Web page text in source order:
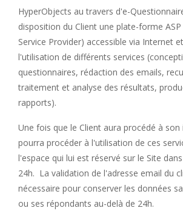
HyperObjects au travers d'e-
disposition du Client une plate-forme
Service Provider) accessible via Internet
l'utilisation de différents services
questionnaires, rédaction des emails,
traitement et analyse des résultats,
rapports).
Une fois que le Client aura procédé à son
pourra procéder à l'utilisation de ces
l'espace qui lui est réservé sur le Site
24h. La validation de l'adresse email du
nécessaire pour conserver les données
ou ses répondants au-delà de 24h.